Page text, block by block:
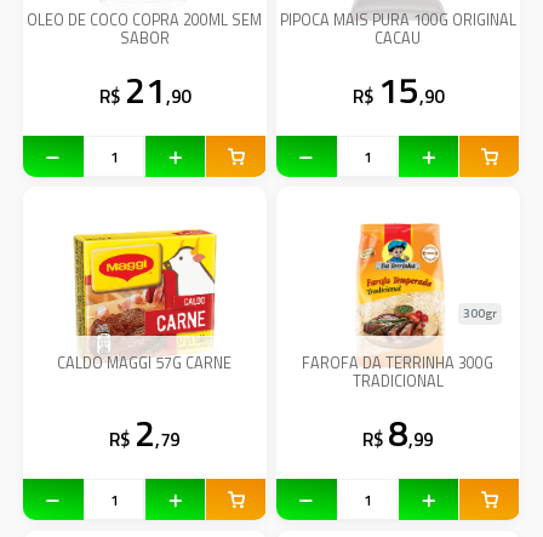
OLEO DE COCO COPRA 200ML SEM
SABOR
R$ 21,90
PIPOCA MAIS PURA 100G ORIGINAL
CACAU
R$ 15,90
CALDO MAGGI 57G CARNE
R$ 2,79
FAROFA DA TERRINHA 300G
TRADICIONAL
300gr
R$ 8,99